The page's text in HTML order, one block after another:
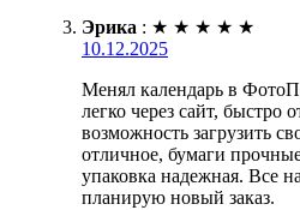
Эрика : ★ ★ ★ ★ ★
10.12.2025
Менял календарь в
легко через сайт, быстро
возможность загрузить
отличное, бумаги
упаковка надежная. Все
планирую новый заказ.